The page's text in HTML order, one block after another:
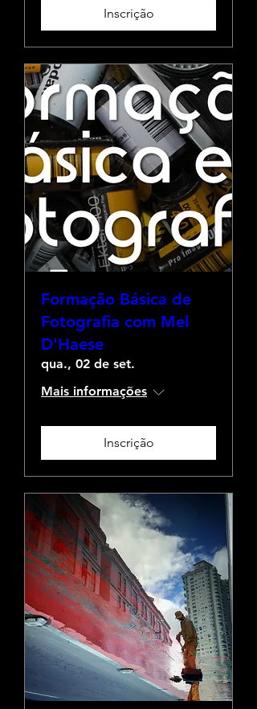
Inscrição
Formação Básica de
Fotografia com Mel
D'Haese
qua., 02 de set.
Mais informações
Inscrição